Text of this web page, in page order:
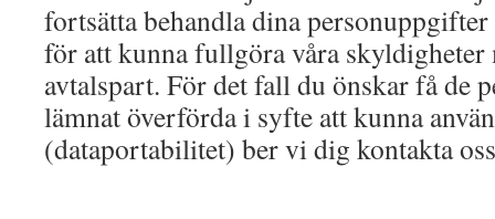
fortsätta behandla dina
för att kunna fullgöra våra skyldigheter
avtalspart. För det fall du önskar få de
lämnat överförda i syfte att kunna
(dataportabilitet) ber vi dig kontakta